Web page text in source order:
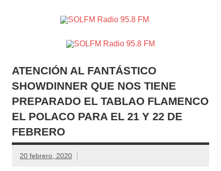
Crevillente, Radio en Vega Baja y Radio en el Medio
Vinalopó
ATENCIÓN AL FANTÁSTICO
SHOWDINNER QUE NOS TIENE
PREPARADO EL TABLAO FLAMENCO
EL POLACO PARA EL 21 Y 22 DE
FEBRERO
20 febrero, 2020